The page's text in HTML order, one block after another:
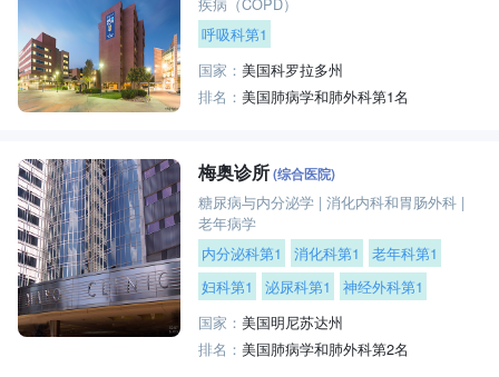
呼吸科第1
国家：美国科罗拉多州
排名：美国肺病学和肺外科第1名
梅奥诊所(综合医院)
糖尿病与内分泌学 |消化内科和胃肠外科 |
老年病学
内分泌科第1
消化科第1
老年科第1
妇科第1
泌尿科第1
神经外科第1
国家：美国明尼苏达州
排名：美国肺病学和肺外科第2名